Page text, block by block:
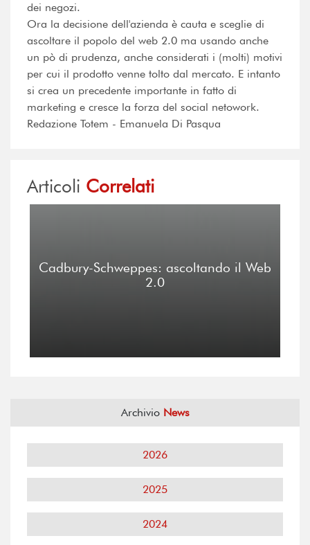
dei negozi.
Ora la decisione dell'azienda è cauta e sceglie di
ascoltare il popolo del web 2.0 ma usando anche
un pò di prudenza, anche considerati i (molti) motivi
per cui il prodotto venne tolto dal mercato. E intanto
si crea un precedente importante in fatto di
marketing e cresce la forza del social netowork.
Redazione Totem - Emanuela Di Pasqua
Articoli Correlati
Cadbury-Schweppes: ascoltando il Web
2.0
Archivio News
2026
2025
2024